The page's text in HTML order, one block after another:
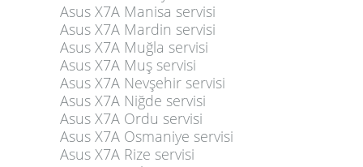
Asus X7A Manisa servisi
Asus X7A Mardin servisi
Asus X7A Muğla servisi
Asus X7A Muş servisi
Asus X7A Nevşehir servisi
Asus X7A Niğde servisi
Asus X7A Ordu servisi
Asus X7A Osmaniye servisi
Asus X7A Rize servisi